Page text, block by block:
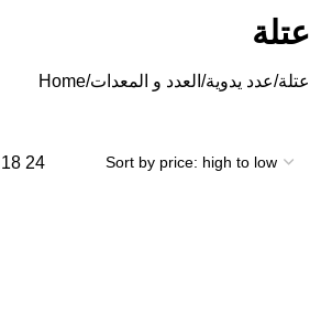
عتلة
Home العدد و المعدات عدد يدوية عتلة
18 24